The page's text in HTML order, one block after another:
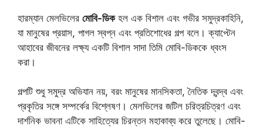
হারম্যান মেলভিলের মোবি-ডিকহল এক বিশাল এবং গভীর সমুদ্রকাহিনি,
যা মানুষের প্রয়াস, পাগল স্বপ্ন এবং প্রতিশোধের গল্প বলে। ক্যাপ্টেন
আহাবের জীবনের লক্ষ্য একটি বিশাল সাদা তিমি মোবি-ডিককে ধ্বংস
করা।
গল্পটি শুধু সমুদ্র অভিযান নয়, বরং মানুষের মানসিকতা, নৈতিক দ্বন্দ্ব এবং
প্রকৃতির সঙ্গে সম্পর্কের বিশ্লেষণ। মেলভিলের জটিল চরিত্রচিত্রণ এবং
দার্শনিক ভাবনা এটিকে সাহিত্যের চিরন্তন মহাকাব্য করে তুলেছে। মোবি-